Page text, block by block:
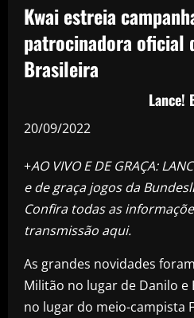
Kwai estreia
patrocinadora oficial
Brasileira
Lance!
20/09/2022
+AO VIVO E DE GRAÇA:
e de graça jogos da
Confira todas as
transmissão aqui.
As grandes novidades
Militão no lugar de Danilo
no lugar do meio-campista